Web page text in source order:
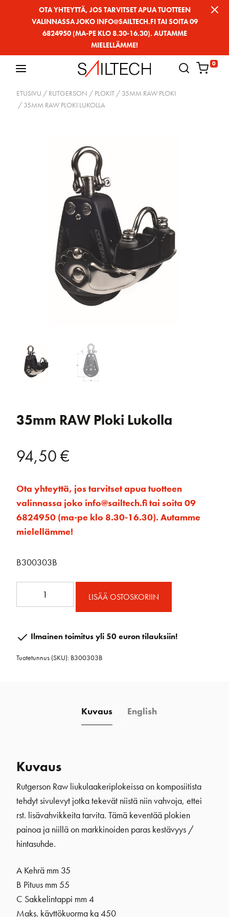
OTA YHTEYTTÄ, JOS TARVITSET APUA TUOTTEEN
VALINNASSA JOKO INFO@SAILTECH.FI TAI SOITA 09
6824950 (MA-PE KLO 8.30-16.30). AUTAMME
MIELELLÄMME!
0
ETUSIVU / RUTGERSON / PLOKIT / 35MM RAW PLOKI
/ 35MM RAW PLOKI LUKOLLA
35mm RAW Ploki Lukolla
94,50€
Ota yhteyttä, jos tarvitset apua tuotteen
valinnassa joko info@sailtech.fi tai soita 09
6824950 (ma-pe klo 8.30-16.30). Autamme
mielellämme!
B300303B
Lukolla
LISÄÄ OSTOSKORIIN
Ilmainen toimitus yli 50 euron tilauksiin!
Tuotetunnus (SKU): B300303B
Kuvaus English
Kuvaus
Rutgerson Raw liukulaakeriplokeissa on komposiitista
tehdyt sivulevyt jotka tekevät niistä niin vahvoja, ettei
rst. lisävahvikkeita tarvita. Tämä keventää plokien
painoa ja niillä on markkinoiden paras kestävyys /
hintasuhde.
A Kehrä mm 35
B Pituus mm 55
C Sakkelintappi mm 4
Maks. käyttökuorma kg 450